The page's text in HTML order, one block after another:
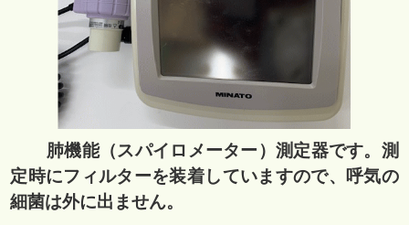
肺機能（スパイロメーター）測定器です。測
定時にフィルターを装着していますので、呼気の
細菌は外に出ません。